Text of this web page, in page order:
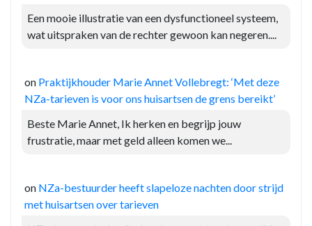
Een mooie illustratie van een dysfunctioneel systeem,
wat uitspraken van de rechter gewoon kan negeren....
on Praktijkhouder Marie Annet Vollebregt: ‘Met deze
NZa-tarieven is voor ons huisartsen de grens bereikt’
Beste Marie Annet, Ik herken en begrijp jouw
frustratie, maar met geld alleen komen we...
on NZa-bestuurder heeft slapeloze nachten door strijd
met huisartsen over tarieven